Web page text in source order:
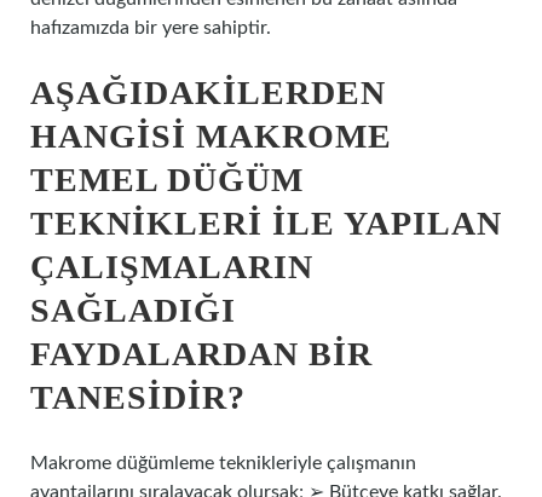
hafızamızda bir yere sahiptir.
AŞAĞIDAKILERDEN
HANGISI MAKROME
TEMEL DÜĞÜM
TEKNIKLERI ILE YAPILAN
ÇALIŞMALARIN
SAĞLADIĞI
FAYDALARDAN BIR
TANESIDIR?
Makrome düğümleme teknikleriyle çalışmanın
avantajlarını sıralayacak olursak; ➢ Bütçeye katkı sağlar.